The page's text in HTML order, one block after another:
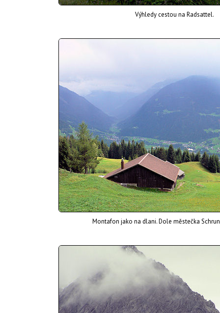
Výhledy cestou na Radsattel.
Montafon jako na dlani. Dole městečka